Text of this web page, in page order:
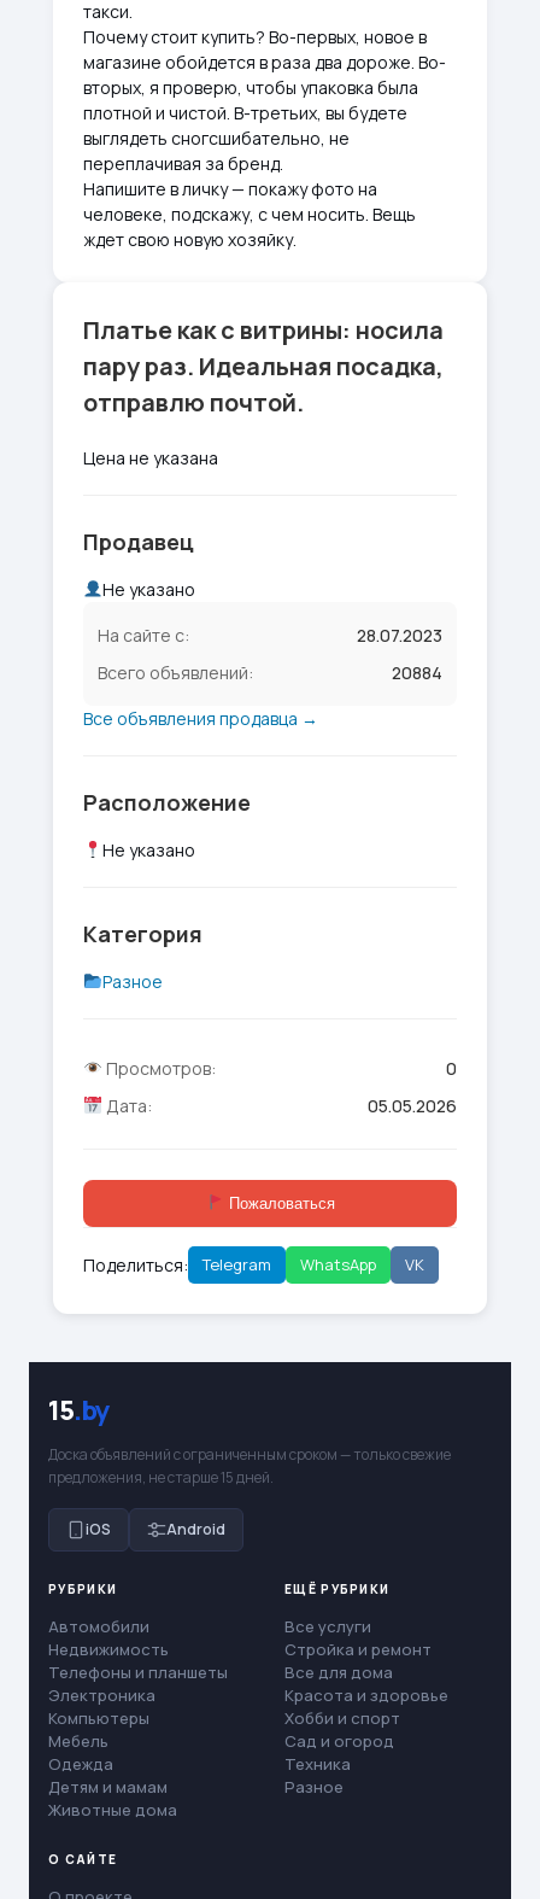
такси.
Почему стоит купить? Во-первых, новое в
магазине обойдется в раза два дороже. Во-
вторых, я проверю, чтобы упаковка была
плотной и чистой. В-третьих, вы будете
выглядеть сногсшибательно, не
переплачивая за бренд.
Напишите в личку — покажу фото на
человеке, подскажу, с чем носить. Вещь
ждет свою новую хозяйку.
Платье как с витрины: носила
пару раз. Идеальная посадка,
отправлю почтой.
Цена не указана
Продавец
Не указано
На сайте с:
28.07.2023
Всего объявлений:
20884
Все объявления продавца →
Расположение
Не указано
Категория
Разное
Просмотров:
0
Дата:
05.05.2026
Пожаловаться
Поделиться: Telegram WhatsApp VK
15.by
Доска объявлений с ограниченным сроком — только свежие
предложения, не старше 15 дней.
iOS Android
РУБРИКИ
Автомобили
Недвижимость
Телефоны и планшеты
Электроника
Компьютеры
Мебель
Одежда
Детям и мамам
Животные дома
ЕЩЁ РУБРИКИ
Все услуги
Стройка и ремонт
Все для дома
Красота и здоровье
Хобби и спорт
Сад и огород
Техника
Разное
О САЙТЕ